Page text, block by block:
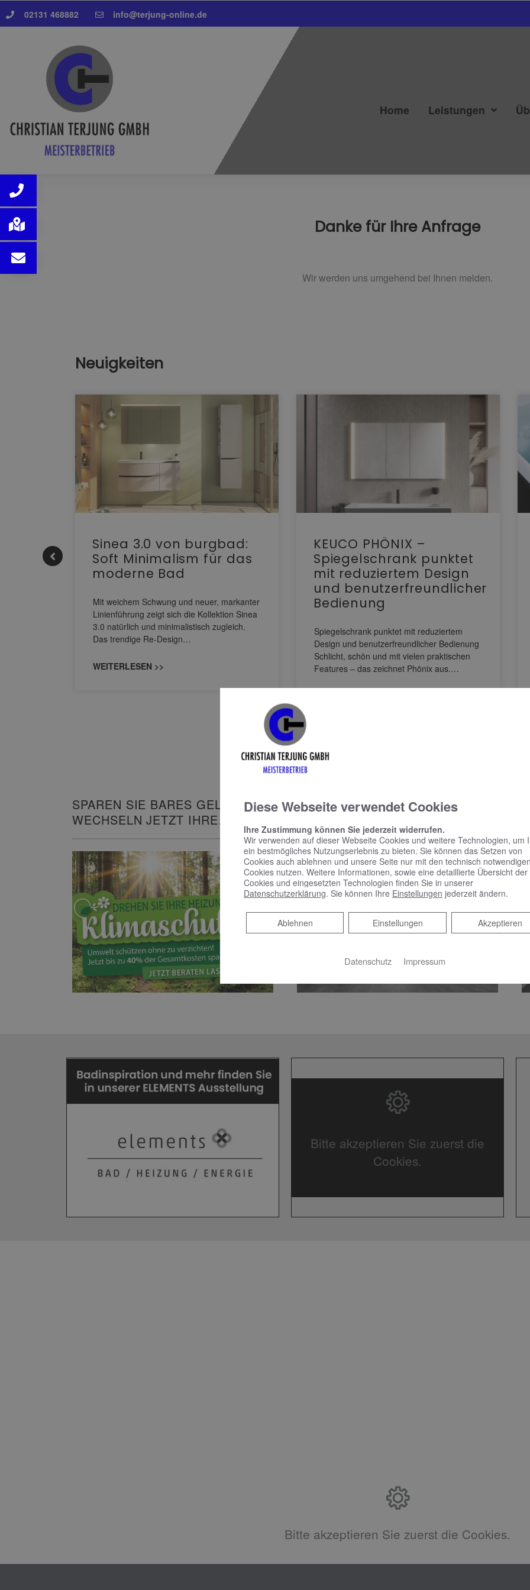
02131 468882 info@terjung-online.de
Home Leistungen
Danke für Ihre Anfrage
Wir werden uns umgehend bei Ihnen melden.
Neuigkeiten
Sinea 3.0 von burgbad:
Soft Minimalism für das
moderne Bad
Mit weichem Schwung und neuer, markanter
Linienführung zeigt sich die Kollektion Sinea
3.0 natürlich und minimalistisch zugleich.
Das trendige Re-Design…
WEITERLESEN >>
KEUCO PHÖNIX –
Spiegelschrank punktet
mit reduziertem Design
und benutzerfreundlicher
Bedienung
Spiegelschrank punktet mit reduziertem
Design und benutzerfreundlicher Bedienung
Schlicht, schön und mit vielen praktischen
Features – das zeichnet Phönix aus.…
SPAREN SIE BARES GELD UND
WECHSELN JETZT IHRE
KOMPETENTE BERATUNG &
Bitte akzeptieren Sie zuerst die
Cookies.
Bitte akzeptieren Sie zuerst die Cookies.
Diese Webseite verwendet Cookies
Ihre Zustimmung können Sie jederzeit widerrufen.
Wir verwenden auf dieser Webseite Cookies und weitere Technologien, um
ein bestmögliches Nutzungserlebnis zu bieten. Sie können das Setzen von
Cookies auch ablehnen und unsere Seite nur mit den technisch notwendigen
Cookies nutzen. Weitere Informationen, sowie eine detaillierte Übersicht der
Cookies und eingesetzten Technologien finden Sie in unserer
Datenschutzerklärung. Sie können Ihre Einstellungen jederzeit ändern.
Akzeptieren
Einstellungen
Ablehnen
Ablehnen
Datenschutz Impressum